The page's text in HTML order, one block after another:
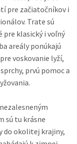
pre začiatočníkov i
Trate sú
pre klasický i voľný
areály ponúkajú
voskovanie lyží,
prvú pomoc a
sú tu krásne
do okolitej krajiny,